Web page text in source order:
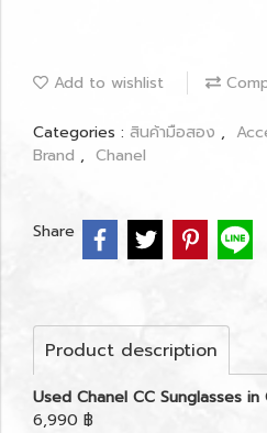
Add to wishlist
Categories : สินค้ามือสอง ,
Brand , Chanel
Share
Product description
Used Chanel CC Sunglasses in
6,990 ฿